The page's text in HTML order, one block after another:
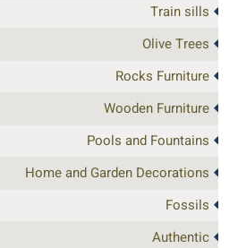
Train sills
Olive Trees
Rocks Furniture
Wooden Furniture
Pools and Fountains
Home and Garden Decorations
Fossils
Authentic